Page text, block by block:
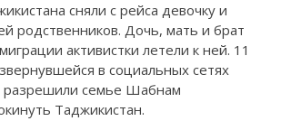
сняли с рейса девочку и
родственников. Дочь, мать и брат
активистки летели к ней. 11
в социальных сетях
разрешили семье Шабнам
Таджикистан.